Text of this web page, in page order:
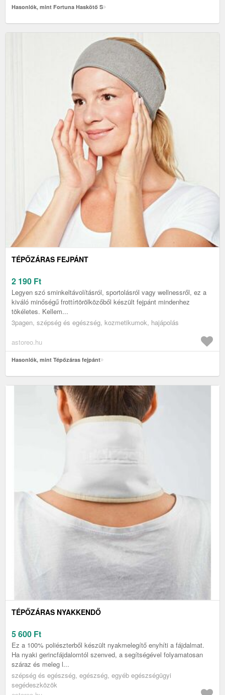
Hasonlók, mint Fortuna Haskötő S
TÉPŐZÁRAS FEJPÁNT
2 190 Ft
Legyen szó sminkeltávolításról, sportolásról vagy wellnessről, ez a
kiváló minőségű frottírtörölközőből készült fejpánt mindenhez
tökéletes. Kellem...
3pagen, szépség és egészség, kozmetikumok, hajápolás
astoreo.hu
Hasonlók, mint Tépőzáras fejpánt
TÉPŐZÁRAS NYAKKENDŐ
5 600 Ft
Ez a 100% poliészterből készült nyakmelegítő enyhíti a fájdalmat.
Ha nyaki gerincfájdalomtól szenved, a segítségével folyamatosan
száraz és meleg l...
szépség és egészség, egészség, egyéb egészségügyi
segédeszközök